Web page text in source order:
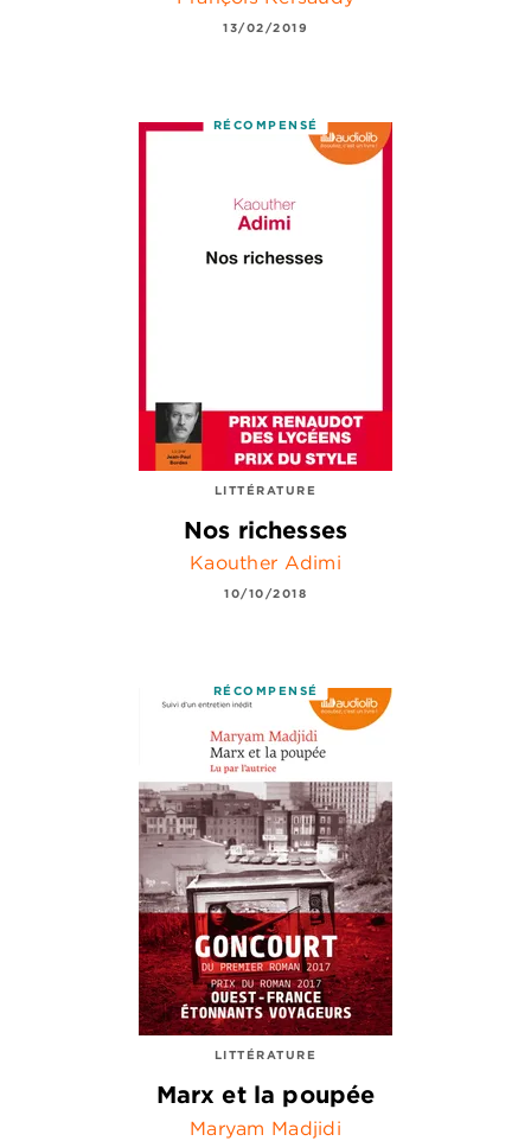
13/02/2019
RÉCOMPENSÉ
LITTÉRATURE
Nos richesses
Kaouther Adimi
10/10/2018
RÉCOMPENSÉ
LITTÉRATURE
Marx et la poupée
Maryam Madjidi